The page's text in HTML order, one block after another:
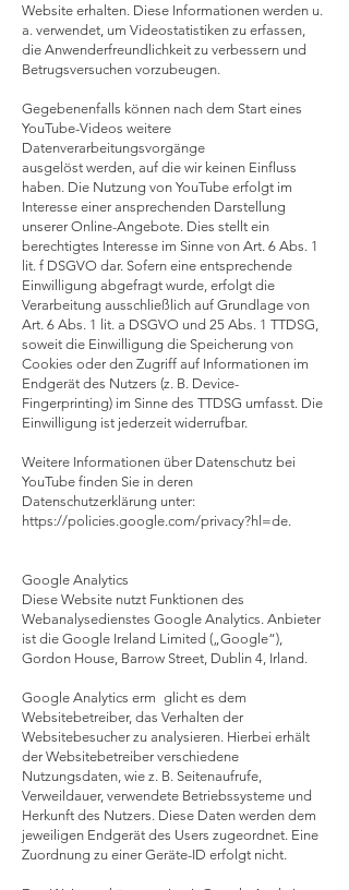
Website erhalten. Diese Informationen werden u.
a. verwendet, um Videostatistiken zu erfassen,
die Anwenderfreundlichkeit zu verbessern und
Betrugsversuchen vorzubeugen.
Gegebenenfalls können nach dem Start eines
YouTube-Videos weitere
Datenverarbeitungsvorgänge
ausgelöst werden, auf die wir keinen Einfluss
haben. Die Nutzung von YouTube erfolgt im
Interesse einer ansprechenden Darstellung
unserer Online-Angebote. Dies stellt ein
berechtigtes Interesse im Sinne von Art. 6 Abs. 1
lit. f DSGVO dar. Sofern eine entsprechende
Einwilligung abgefragt wurde, erfolgt die
Verarbeitung ausschließlich auf Grundlage von
Art. 6 Abs. 1 lit. a DSGVO und 25 Abs. 1 TTDSG,
soweit die Einwilligung die Speicherung von
Cookies oder den Zugriff auf Informationen im
Endgerät des Nutzers (z. B. Device-
Fingerprinting) im Sinne des TTDSG umfasst. Die
Einwilligung ist jederzeit widerrufbar.
Weitere Informationen über Datenschutz bei
YouTube finden Sie in deren
Datenschutzerklärung unter:
https://policies.google.com/privacy?hl=de.
Google Analytics
Diese Website nutzt Funktionen des
Webanalysedienstes Google Analytics. Anbieter
ist die Google Ireland Limited („Google“),
Gordon House, Barrow Street, Dublin 4, Irland.
Google Analytics erm glicht es dem
Websitebetreiber, das Verhalten der
Websitebesucher zu analysieren. Hierbei erhält
der Websitebetreiber verschiedene
Nutzungsdaten, wie z. B. Seitenaufrufe,
Verweildauer, verwendete Betriebssysteme und
Herkunft des Nutzers. Diese Daten werden dem
jeweiligen Endgerät des Users zugeordnet. Eine
Zuordnung zu einer Geräte-ID erfolgt nicht.